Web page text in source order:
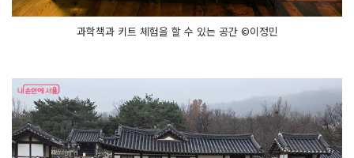
과학책과 키트 체험을 할 수 있는 공간 ©이정민